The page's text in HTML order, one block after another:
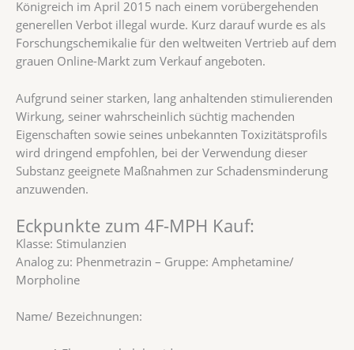
Königreich im April 2015 nach einem vorübergehenden
generellen Verbot illegal wurde. Kurz darauf wurde es als
Forschungschemikalie für den weltweiten Vertrieb auf dem
grauen Online-Markt zum Verkauf angeboten.
Aufgrund seiner starken, lang anhaltenden stimulierenden
Wirkung, seiner wahrscheinlich süchtig machenden
Eigenschaften sowie seines unbekannten Toxizitätsprofils
wird dringend empfohlen, bei der Verwendung dieser
Substanz geeignete Maßnahmen zur Schadensminderung
anzuwenden.
Eckpunkte zum 4F-MPH Kauf:
Klasse: Stimulanzien
Analog zu: Phenmetrazin – Gruppe: Amphetamine/
Morpholine
Name/ Bezeichnungen: